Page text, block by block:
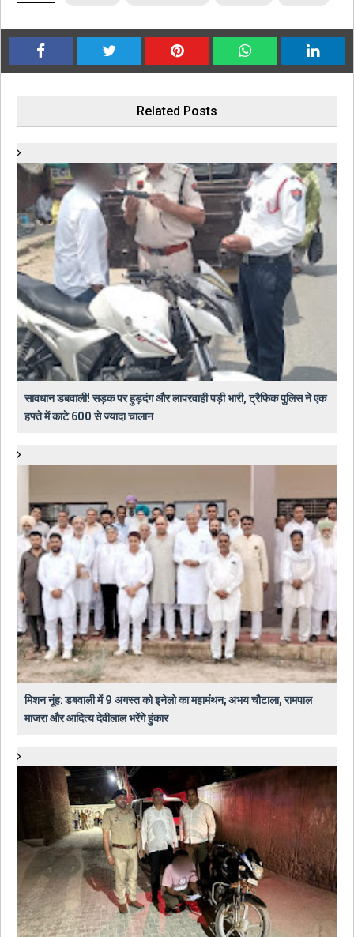
Related Posts
सावधान डबवाली! सड़क पर हुड़दंग और लापरवाही पड़ी भारी, ट्रैफिक पुलिस ने एक
हफ्ते में काटे 600 से ज्यादा चालान
मिशन नूंह: डबवाली में 9 अगस्त को इनेलो का महामंथन; अभय चौटाला, रामपाल
माजरा और आदित्य देवीलाल भरेंगे हुंकार